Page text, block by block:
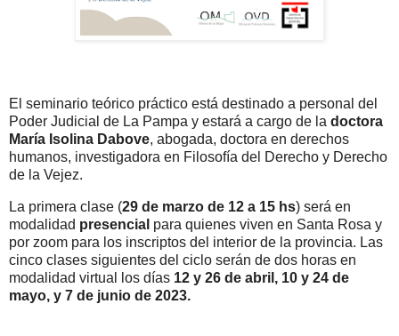
El seminario teórico práctico está destinado a personal del
Poder Judicial de La Pampa y estará a cargo de la doctora
María Isolina Dabove, abogada, doctora en derechos
humanos, investigadora en Filosofía del Derecho y Derecho
de la Vejez.
La primera clase (29 de marzo de 12 a 15 hs) será en
modalidad presencial para quienes viven en Santa Rosa y
por zoom para los inscriptos del interior de la provincia. Las
cinco clases siguientes del ciclo serán de dos horas en
modalidad virtual los días 12 y 26 de abril, 10 y 24 de
mayo, y 7 de junio de 2023.